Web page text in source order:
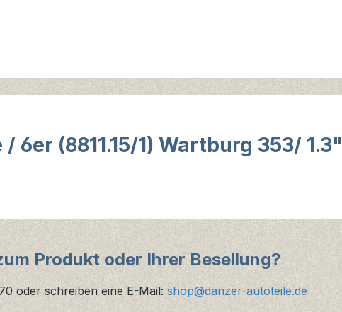
(8811.15/1) Wartburg 353/ 1.3"
Produkt oder Ihrer Besellung?
oder schreiben eine E-Mail:shop@danzer-autoteile.de